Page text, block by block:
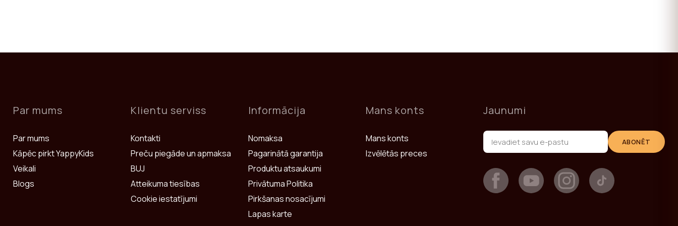
Par mums
Par mums
Kāpēc pirkt YappyKids
Veikali
Blogs
Klientu serviss
Kontakti
Preču piegāde un apmaksa
BUJ
Atteikuma tiesības
Cookie iestatījumi
Informācija
Nomaksa
Pagarinātā garantija
Produktu atsaukumi
Privātuma Politika
Pirkšanas nosacījumi
Lapas karte
Mans konts
Mans konts
Izvēlētās preces
Jaunumi
ABONĒT